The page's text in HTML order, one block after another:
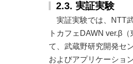
2.3. 実証実験
実証実験では、NTT
トカフェDAWN ver.β
て、武蔵野研究開発セ
およびアプリケーショ